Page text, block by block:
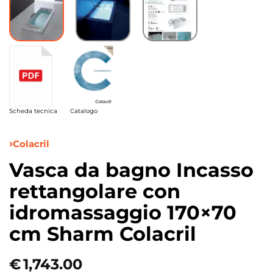
Scheda tecnica Catalogo
Colacril
Vasca da bagno Incasso
rettangolare con
idromassaggio 170×70
cm Sharm Colacril
€1,743.00